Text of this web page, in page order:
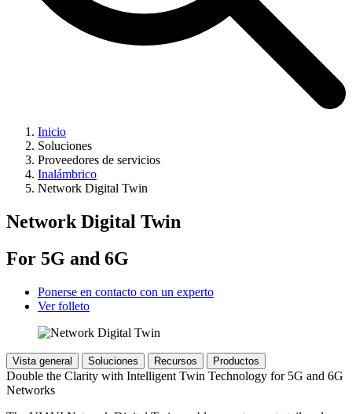
Inicio
Soluciones
Proveedores de servicios
Inalámbrico
Network Digital Twin
Network Digital Twin
For 5G and 6G
Ponerse en contacto con un experto
Ver folleto
Vista general Soluciones Recursos Productos
Double the Clarity with Intelligent Twin Technology for 5G and 6G
Networks